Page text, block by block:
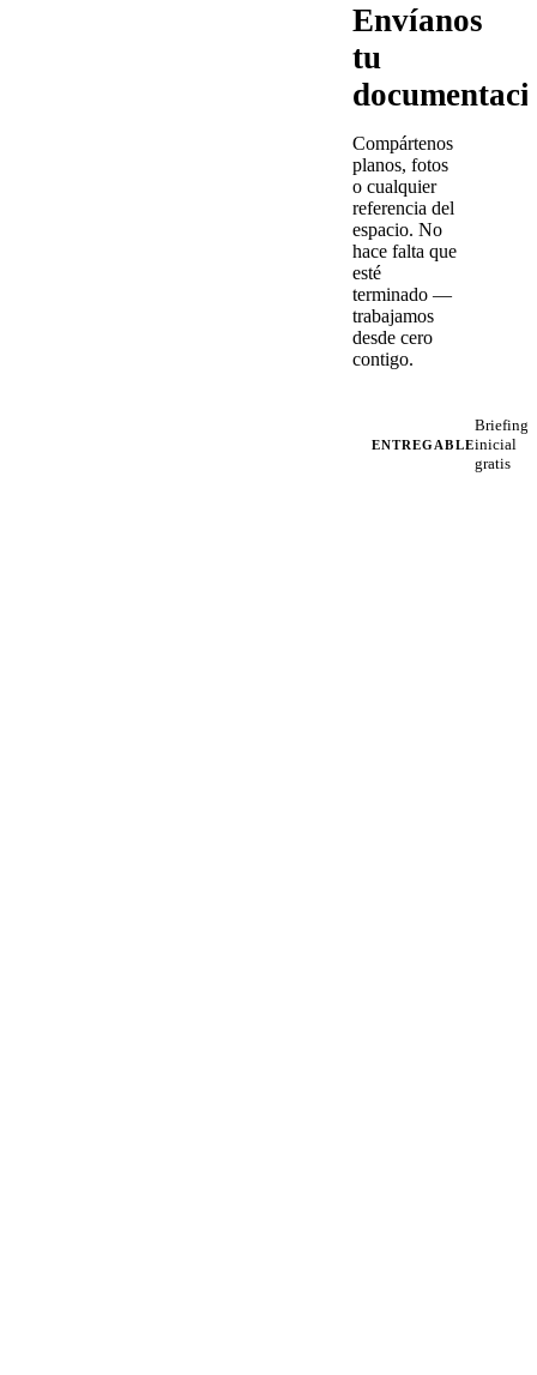
Envíanos
tu
Compártenos
planos, fotos
o cualquier
referencia del
espacio. No
hace falta que
esté
terminado —
trabajamos
desde cero
contigo.
ENTREGABLE
Briefing
inicial
gratis